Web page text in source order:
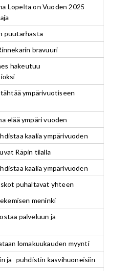
Lopelta on Vuoden 2025
puutarhasta
bravuuri
hakeutuu
ympärivuotiseen
elää ympäri vuoden
kaalia ympärivuoden
Räpin tilalla
kaalia ympärivuoden
puhaltavat yhteen
meninki
palveluun ja
lomakuukauden myynti
ja -puhdistin kasvihuoneisiin